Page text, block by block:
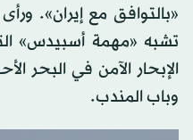
«بالتوافق مع إيران».
تشبه «مهمة أسبيدس»
الإبحار الآمن في البحر
وباب المندب.